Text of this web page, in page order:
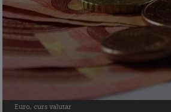
Euro, curs valutar